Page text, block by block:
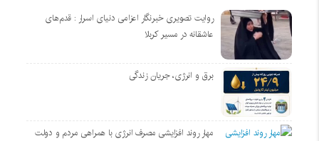
روایت تصویری خبرنگار اعزامی دنیای اسرار : قدم‌های
عاشقانه در مسیر کربلا
برق و انرژی، جریان زندگی
مهار روند افزایشی مصرف انرژی با همراهی مردم و دولت